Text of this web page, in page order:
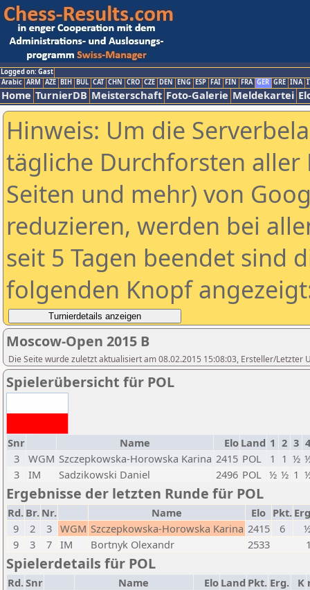
Logged on: Gast
Arabic ARM AZE BIH BUL CAT CHN CRO CZE DEN ENG ESP FAI FIN FRA GER GRE INA
Home TurnierDB Meisterschaft Foto-Galerie Meldekartei
Hinweis: Um die
tägliche Durchforsten aller
Seiten und mehr) von
reduzieren, werden bei
seit 5 Tagen beendet sind
folgenden Knopf
Moscow-Open 2015 B
Die Seite wurde zuletzt aktualisiert am 08.02.2015 15:08:03, Ersteller/Letzter
Spielerübersicht für POL
Snr Name Elo Land 1 2 3
3
WGM Szczepkowska-Horowska Karina 2415 POL 1 1 ½
3
IM Sadzikowski Daniel 2496 POL ½ ½ 1
Ergebnisse der letzten Runde für POL
Rd. Br. Nr. Name Elo Pkt.
9
2 3 WGM Szczepkowska-Horowska Karina 2415 6
9
3 7 IM Bortnyk Olexandr 2533
Spielerdetails für POL
Rd.Snr Name Elo Land Pkt. Erg. K